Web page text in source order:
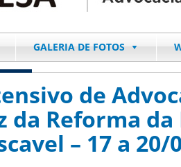
GALERIA DE FOTOS
de
da Reforma
– 17 a 20/